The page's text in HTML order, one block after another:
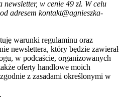
w cenie 49 zł. W celu
adresem kontakt@agnieszka-
warunki regulaminu oraz
newslettera, który będzie zawierał
w podcaście, organizowanych
oferty handlowe moich
z zasadami określonymi w